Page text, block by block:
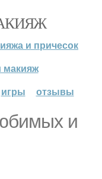
и причесок
макияж
игры отзывы
и